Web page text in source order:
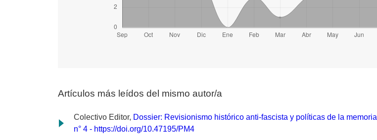
Artículos más leídos del mismo autor/a
Colectivo Editor, Dossier: Revisionismo histórico anti-fascista y políticas de la memoria
n° 4 - https://doi.org/10.47195/PM4